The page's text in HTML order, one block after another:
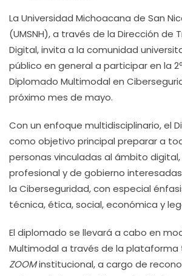
La Universidad Michoacana de San
(UMSNH), a través de la Dirección de
Digital, invita a la comunidad
público en general a participar en la
Diplomado Multimodal en
próximo mes de mayo.
Con un enfoque multidisciplinario, el
como objetivo principal preparar a
personas vinculadas al ámbito
profesional y de gobierno
la Ciberseguridad, con especial
técnica, ética, social, económica y
El diplomado se llevará a cabo en
Multimodal a través de la plataforma
ZOOMinstitucional, a cargo de